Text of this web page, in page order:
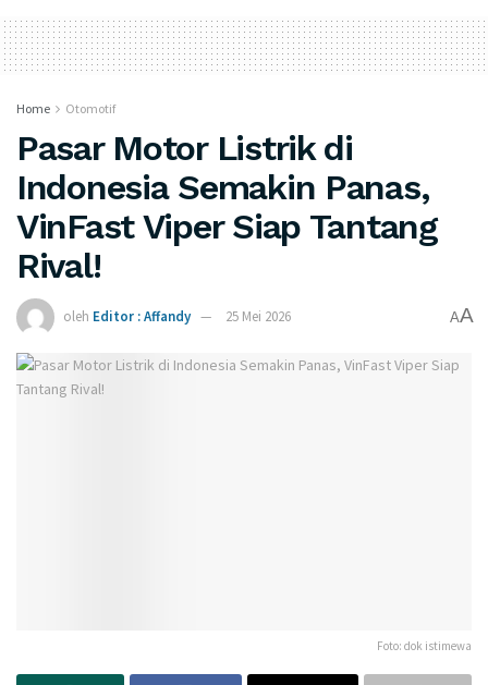
Home Otomotif
Pasar Motor Listrik di
Indonesia Semakin Panas,
VinFast Viper Siap Tantang
Rival!
oleh Editor : Affandy 25 Mei 2026 AA
Foto: dok istimewa